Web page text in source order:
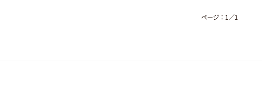
ページ： 1 ／1